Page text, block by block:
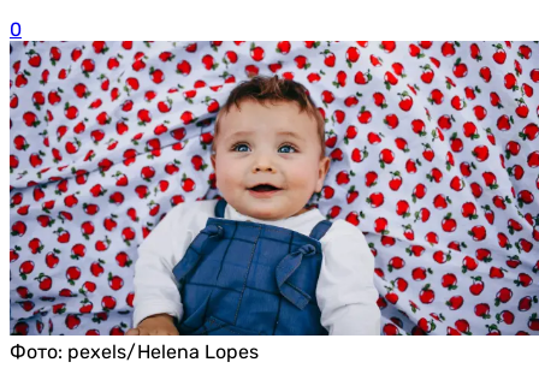
0
Фото: pexels/Helena Lopes